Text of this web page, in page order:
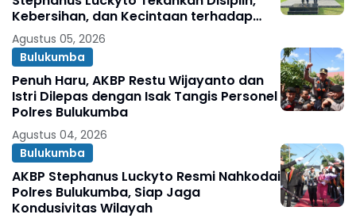
Kebersihan, dan Kecintaan terhadap
Organisasi
Agustus 05, 2026
Bulukumba
Penuh Haru, AKBP Restu Wijayanto dan
Istri Dilepas dengan Isak Tangis Personel
Polres Bulukumba
Agustus 04, 2026
Bulukumba
AKBP Stephanus Luckyto Resmi Nahkodai
Polres Bulukumba, Siap Jaga
Kondusivitas Wilayah